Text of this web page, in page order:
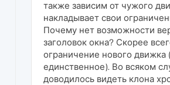
также зависим от чужого
накладывает свои
Почему нет возможности
заголовок окна? Скорее
ограничение нового движка
единственное). Во всяком
доводилось видеть клона